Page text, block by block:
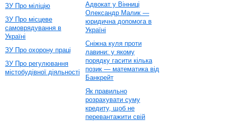
ЗУ Про міліцію
ЗУ Про місцеве
самоврядування в
Україні
ЗУ Про охорону праці
ЗУ Про регулювання
містобудівної діяльності
Адвокат у Вінниці
Олександр Малик —
юридична допомога в
Україні
Сніжна куля проти
лавини: у якому
порядку гасити кілька
позик — математика від
Банкрейт
Як правильно
розрахувати суму
кредиту, щоб не
перевантажити свій